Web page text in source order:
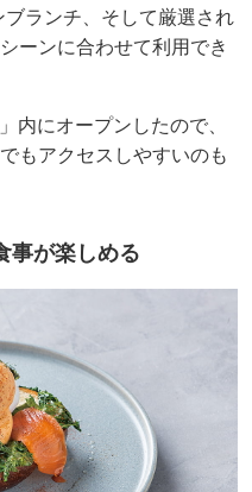
ブランチ、そして厳選され
ーンに合わせて利用でき
内にオープンしたので、
もアクセスしやすいのも
事が楽しめる